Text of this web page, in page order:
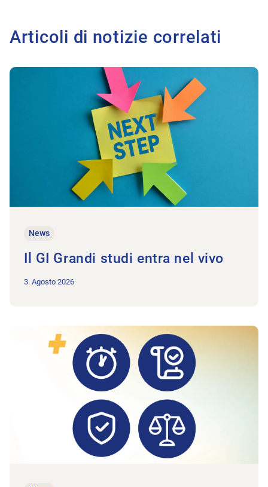
Articoli di notizie correlati
News
Il GI Grandi studi entra nel vivo
3. Agosto 2026
All'articolo Il GI Grandi studi entra nel vivo
All'articolo Monitoraggio AINF/AM/AI: si conferma un